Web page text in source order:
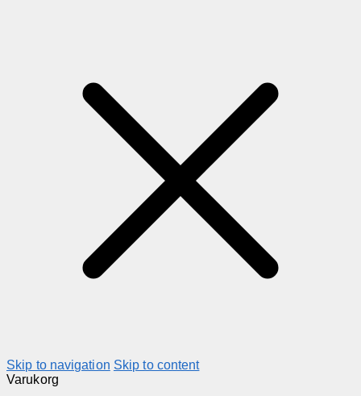
Skip to navigation Skip to content
Varukorg